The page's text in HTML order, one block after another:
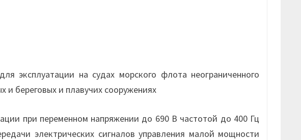
эксплуатации на судах морского флота неограниченного
и береговых и плавучих сооружениях
при переменном напряжении до 690 В частотой до 400 Гц
электрических сигналов управления малой мощности